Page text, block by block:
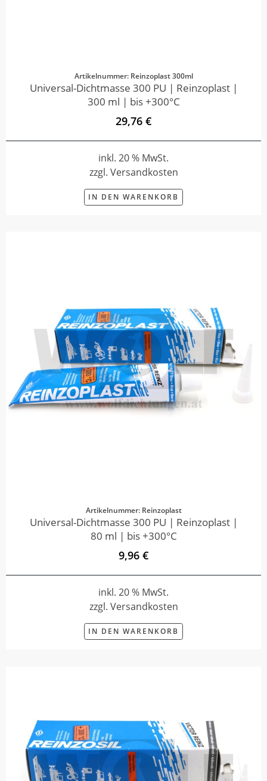
Artikelnummer: Reinzoplast 300ml
Universal-Dichtmasse 300 PU | Reinzoplast |
300 ml | bis +300°C
29,76 €
inkl. 20 % MwSt.
zzgl. Versandkosten
IN DEN WARENKORB
Artikelnummer: Reinzoplast
Universal-Dichtmasse 300 PU | Reinzoplast |
80 ml | bis +300°C
9,96 €
inkl. 20 % MwSt.
zzgl. Versandkosten
IN DEN WARENKORB